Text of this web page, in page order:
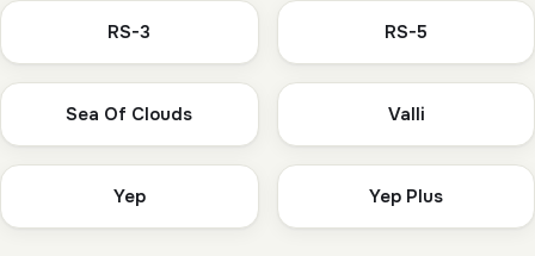
RS-3 RS-5
Sea Of Clouds Valli
Yep Yep Plus